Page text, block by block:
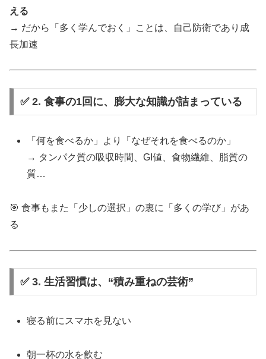
える
→ だから「多く学んでおく」ことは、自己防衛であり成
長加速
✅ 2. 食事の1回に、膨大な知識が詰まっている
「何を食べるか」より「なぜそれを食べるのか」
→ タンパク質の吸収時間、GI値、食物繊維、脂質の
質…
🎯 食事もまた「少しの選択」の裏に「多くの学び」があ
る
✅ 3. 生活習慣は、“積み重ねの芸術”
寝る前にスマホを見ない
朝一杯の水を飲む